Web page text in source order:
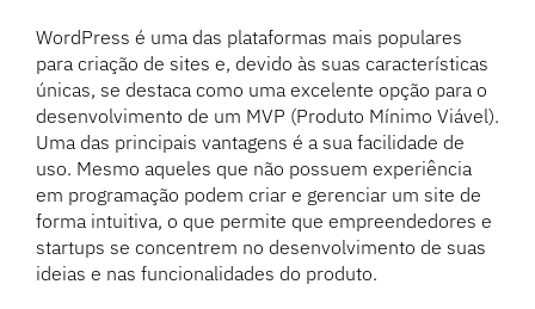
WordPress é uma das plataformas mais populares
para criação de sites e, devido às suas características
únicas, se destaca como uma excelente opção para o
desenvolvimento de um MVP (Produto Mínimo Viável).
Uma das principais vantagens é a sua facilidade de
uso. Mesmo aqueles que não possuem experiência
em programação podem criar e gerenciar um site de
forma intuitiva, o que permite que empreendedores e
startups se concentrem no desenvolvimento de suas
ideias e nas funcionalidades do produto.